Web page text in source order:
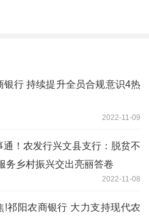
银行 持续提升全员合规意识4热
2022-11-09
通！农发行兴文县支行：脱贫不
务乡村振兴交出亮丽答卷
2022-11-08
!祁阳农商银行 大力支持现代农